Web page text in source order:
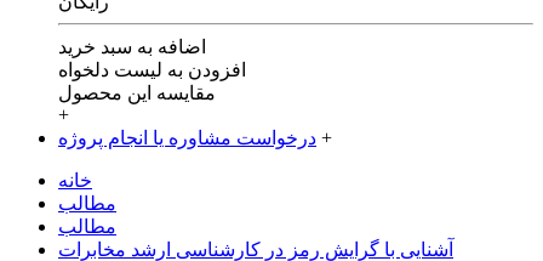
اضافه به سبد خرید
افزودن به لیست دلخواه
مقایسه این محصول
+
درخواست مشاوره یا انجام پروژه +
خانه
مطالب
مطالب
آشنایی با گرایش رمز در کارشناسی ارشد مخابرات